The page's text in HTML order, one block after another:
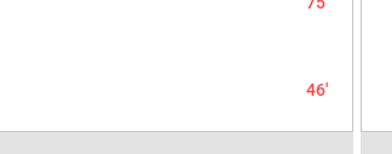
46'